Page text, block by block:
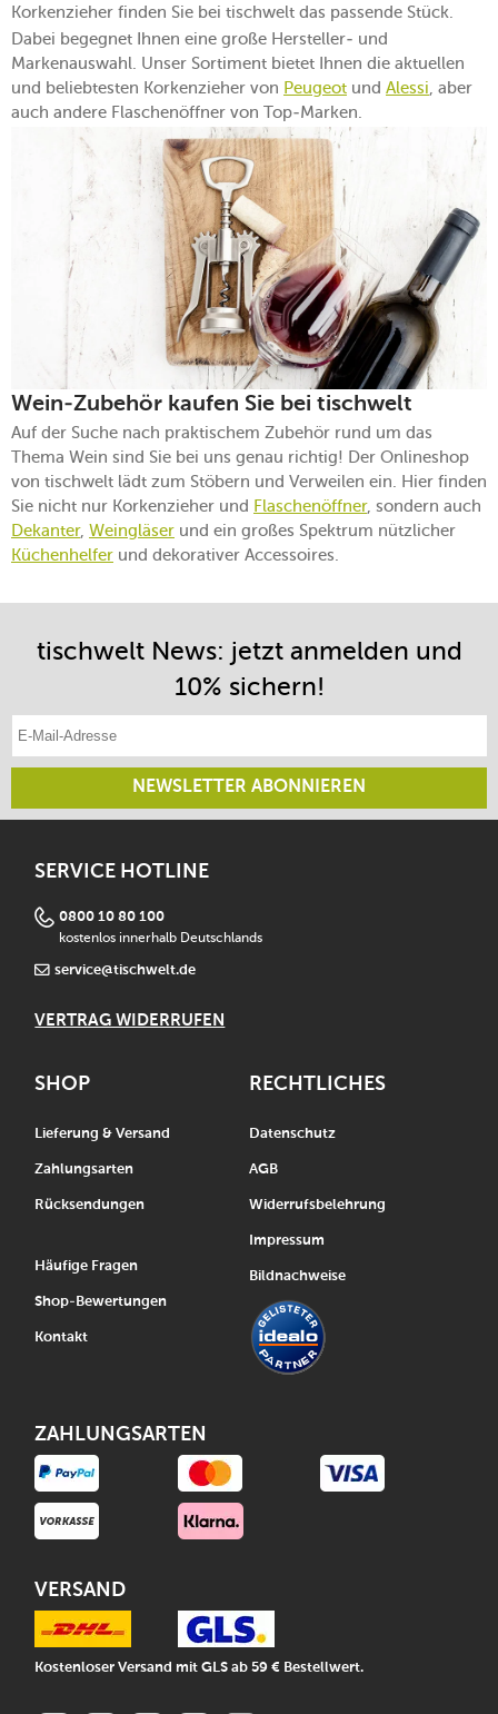
Korkenzieher finden Sie bei tischwelt das passende Stück.
Dabei begegnet Ihnen eine große Hersteller- und
Markenauswahl. Unser Sortiment bietet Ihnen die aktuellen
und beliebtesten Korkenzieher von Peugeot und Alessi, aber
auch andere Flaschenöffner von Top-Marken.
Wein-Zubehör kaufen Sie bei tischwelt
Auf der Suche nach praktischem Zubehör rund um das
Thema Wein sind Sie bei uns genau richtig! Der Onlineshop
von tischwelt lädt zum Stöbern und Verweilen ein. Hier finden
Sie nicht nur Korkenzieher und Flaschenöffner, sondern auch
Dekanter, Weingläser und ein großes Spektrum nützlicher
Küchenhelfer und dekorativer Accessoires.
tischwelt News: jetzt anmelden und
10% sichern!
NEWSLETTER ABONNIEREN
SERVICE HOTLINE
0800 10 80 100
kostenlos innerhalb Deutschlands
service@tischwelt.de
VERTRAG WIDERRUFEN
SHOP
Lieferung & Versand
Zahlungsarten
Rücksendungen
Häufige Fragen
Shop-Bewertungen
Kontakt
RECHTLICHES
Datenschutz
AGB
Widerrufsbelehrung
Impressum
Bildnachweise
ZAHLUNGSARTEN
VERSAND
Kostenloser Versand mit GLS ab 59 € Bestellwert.